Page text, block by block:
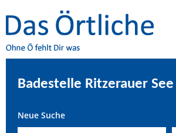
Badestelle Ritzerauer See
Neue Suche